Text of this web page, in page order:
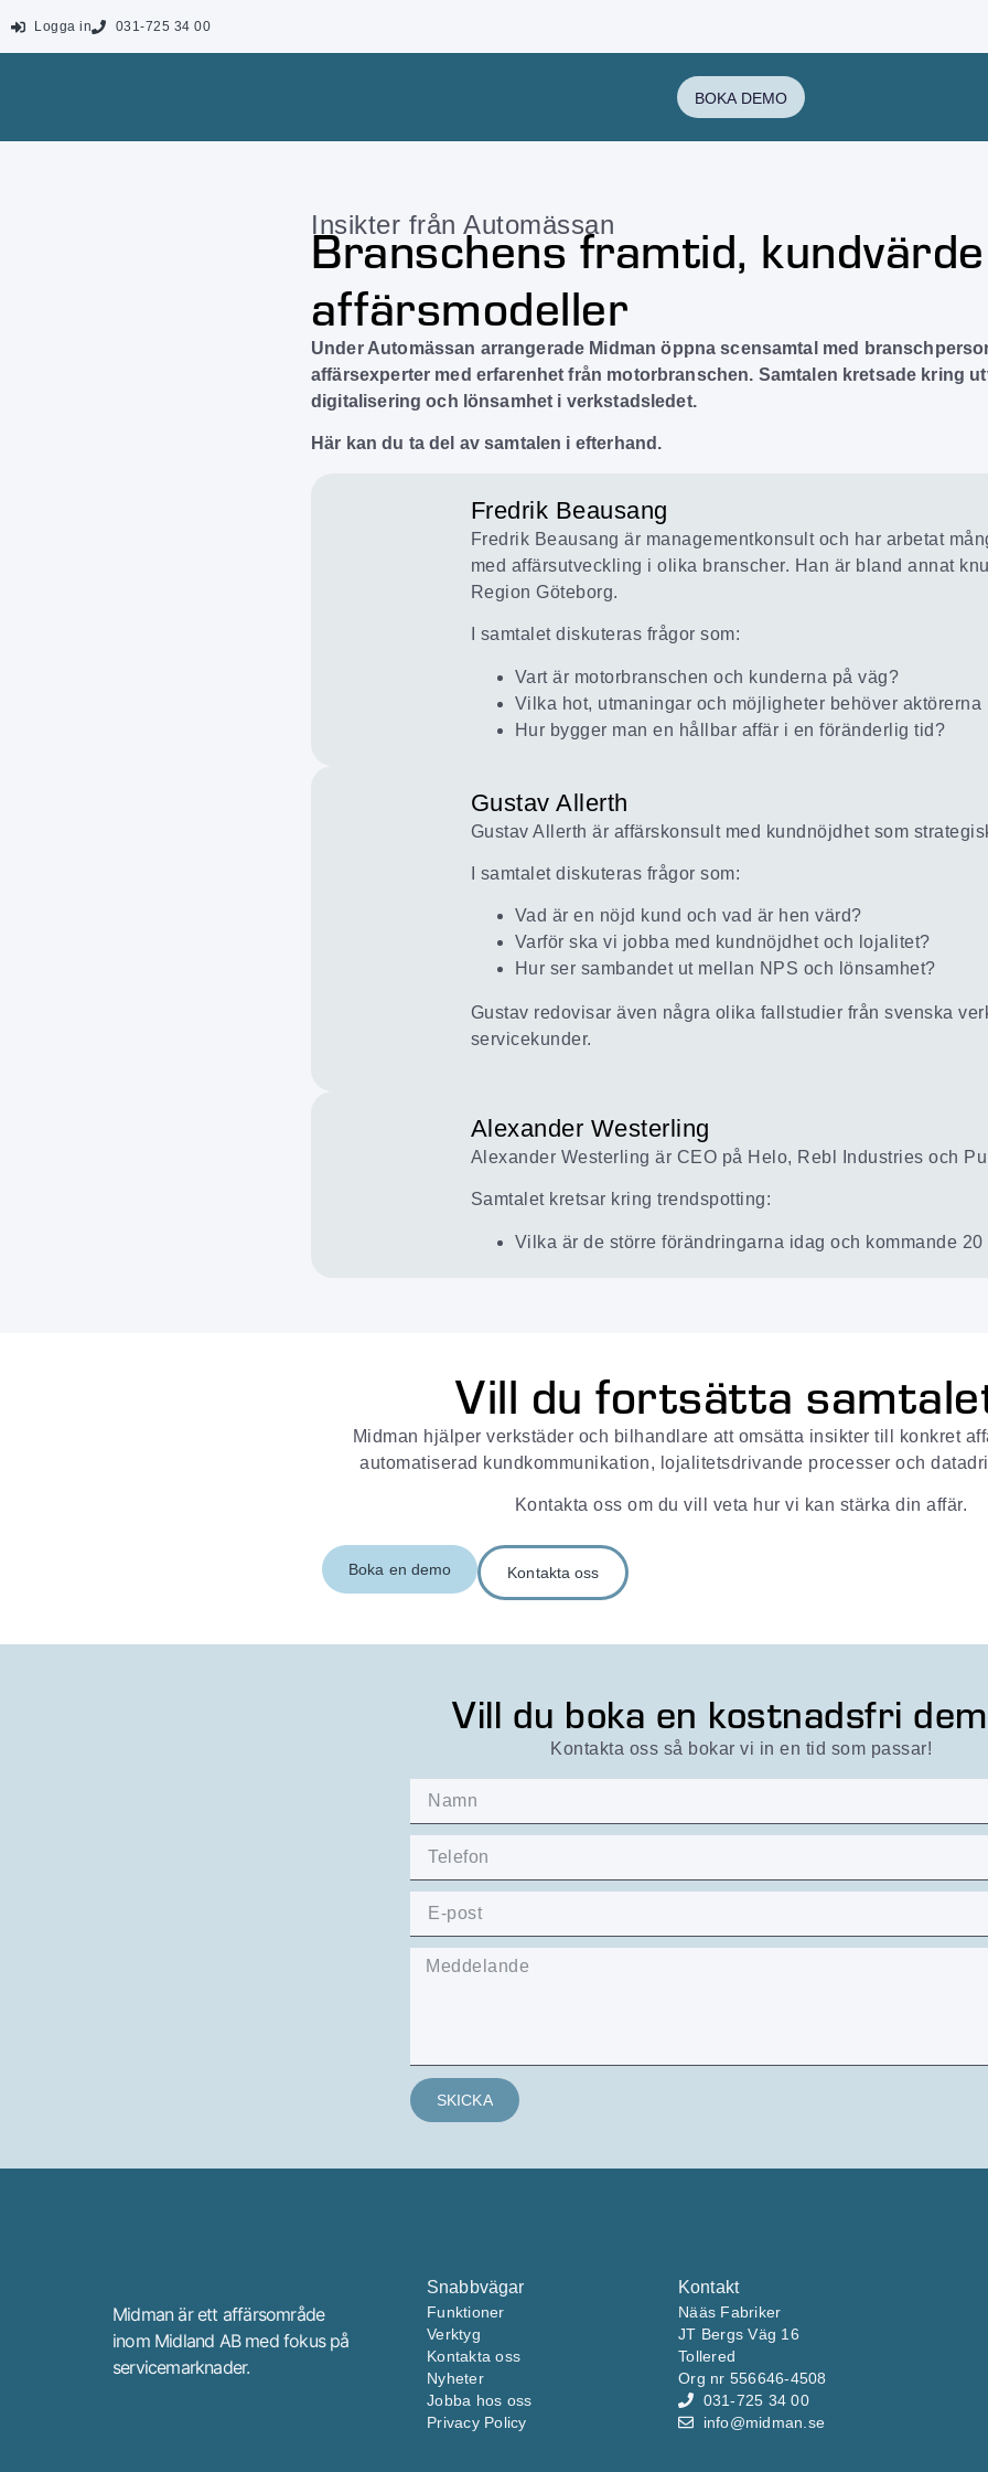
Logga in 031-725 34 00
BOKA DEMO
Insikter från Automässan
Branschens framtid,
affärsmodeller
Under Automässan arrangerade Midman öppna scensamtal med
affärsexperter med erfarenhet från motorbranschen. Samtalen kretsade kring
digitalisering och lönsamhet i verkstadsledet.
Här kan du ta del av samtalen i efterhand.
Fredrik Beausang
Fredrik Beausang är managementkonsult och har arbetat
med affärsutveckling i olika branscher. Han är bland annat
Region Göteborg.
I samtalet diskuteras frågor som:
Vart är motorbranschen och kunderna på väg?
Vilka hot, utmaningar och möjligheter behöver aktörerna
Hur bygger man en hållbar affär i en föränderlig tid?
Gustav Allerth
Gustav Allerth är affärskonsult med kundnöjdhet som
I samtalet diskuteras frågor som:
Vad är en nöjd kund och vad är hen värd?
Varför ska vi jobba med kundnöjdhet och lojalitet?
Hur ser sambandet ut mellan NPS och lönsamhet?
Gustav redovisar även några olika fallstudier från svenska
servicekunder.
Alexander Westerling
Alexander Westerling är CEO på Helo, Rebl Industries och
Samtalet kretsar kring trendspotting:
Vilka är de större förändringarna idag och kommande 20
Vill du fortsätta
Midman hjälper verkstäder och bilhandlare att omsätta insikter till konkret
automatiserad kundkommunikation, lojalitetsdrivande processer och
Kontakta oss om du vill veta hur vi kan stärka din affär.
Boka en demo Kontakta oss
Vill du boka en kostnadsfri
Kontakta oss så bokar vi in en tid som passar!
SKICKA
Midman är ett affärsområde
inom Midland AB med fokus på
servicemarknader.
Snabbvägar
Funktioner
Verktyg
Kontakta oss
Nyheter
Jobba hos oss
Privacy Policy
Kontakt
Nääs Fabriker
JT Bergs Väg 16
Tollered
Org nr 556646-4508
031-725 34 00
info@midman.se